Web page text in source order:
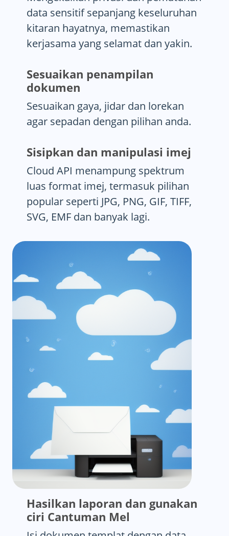
data sensitif sepanjang keseluruhan
kitaran hayatnya, memastikan
kerjasama yang selamat dan yakin.
Sesuaikan penampilan
dokumen
Sesuaikan gaya, jidar dan lorekan
agar sepadan dengan pilihan anda.
Sisipkan dan manipulasi imej
Cloud API menampung spektrum
luas format imej, termasuk pilihan
popular seperti JPG, PNG, GIF, TIFF,
SVG, EMF dan banyak lagi.
Hasilkan laporan dan gunakan
ciri Cantuman Mel